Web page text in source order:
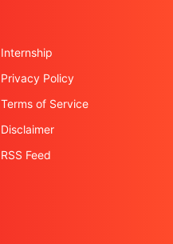
Internship
Privacy Policy
Terms of Service
Disclaimer
RSS Feed